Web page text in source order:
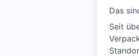
Das
Seit